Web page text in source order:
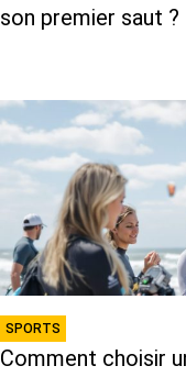
son premier saut ?
SPORTS
Comment choisir